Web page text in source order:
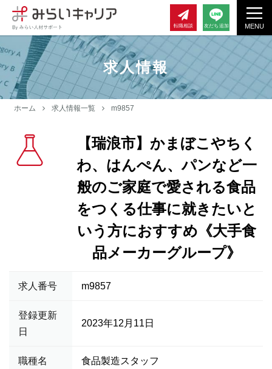
MENU
転職相談 友だち追加
求人情報
ホーム 求人情報一覧 m9857
【瑞浪市】かまぼこやちく
わ、はんぺん、パンなど一
般のご家庭で愛される食品
をつくる仕事に就きたいと
いう方におすすめ《大手食
品メーカーグループ》
求人番号 m9857
登録更新
日
2023年12月11日
職種名 食品製造スタッフ